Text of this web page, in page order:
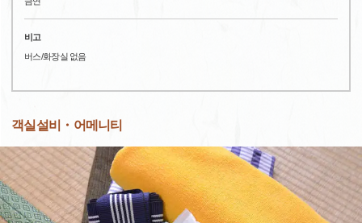
비고
버스/화장실 없음
객실설비・어메니티